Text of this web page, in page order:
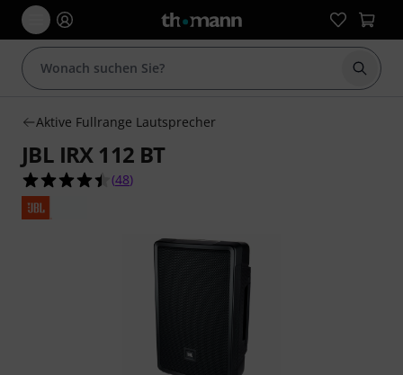
Suche
Aktive Fullrange Lautsprecher
JBL IRX 112 BT
4.5 von 5 Sternen aus 48 Kundenbewertungen
(48)